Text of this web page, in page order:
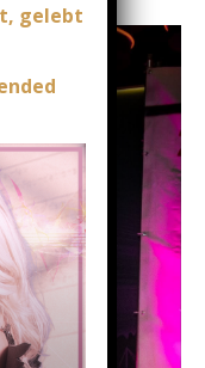
gelebt